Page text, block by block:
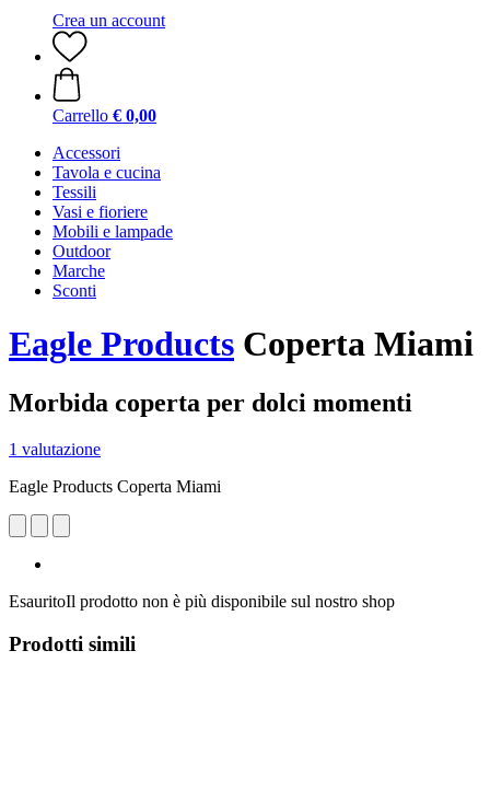
Crea un account
Carrello € 0,00
Accessori
Tavola e cucina
Tessili
Vasi e fioriere
Mobili e lampade
Outdoor
Marche
Sconti
Eagle Products Coperta Miami
Morbida coperta per dolci momenti
1 valutazione
Eagle Products Coperta Miami
EsauritoIl prodotto non è più disponibile sul nostro shop
Prodotti simili